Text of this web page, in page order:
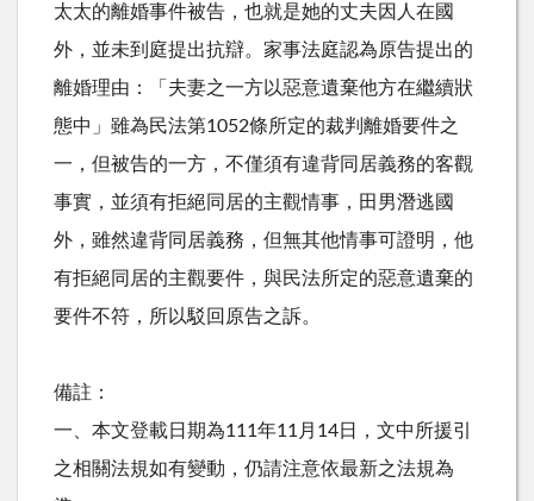
太太的離婚事件被告，也就是她的丈夫因人在國
外，並未到庭提出抗辯。家事法庭認為原告提出的
離婚理由：「夫妻之一方以惡意遺棄他方在繼續狀
態中」雖為民法第1052條所定的裁判離婚要件之
一，但被告的一方，不僅須有違背同居義務的客觀
事實，並須有拒絕同居的主觀情事，田男潛逃國
外，雖然違背同居義務，但無其他情事可證明，他
有拒絕同居的主觀要件，與民法所定的惡意遺棄的
要件不符，所以駁回原告之訴。
備註：
一、本文登載日期為111年11月14日，文中所援引
之相關法規如有變動，仍請注意依最新之法規為